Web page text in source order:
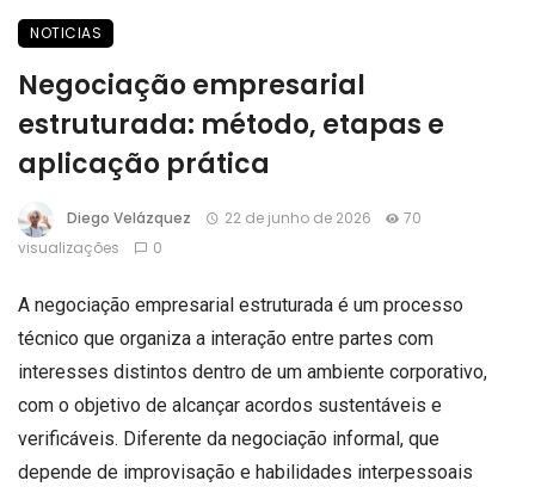
NOTICIAS
Negociação empresarial
estruturada: método, etapas e
aplicação prática
Diego Velázquez 22 de junho de 2026
70
visualizações
0
A negociação empresarial estruturada é um processo
técnico que organiza a interação entre partes com
interesses distintos dentro de um ambiente corporativo,
com o objetivo de alcançar acordos sustentáveis e
verificáveis. Diferente da negociação informal, que
depende de improvisação e habilidades interpessoais